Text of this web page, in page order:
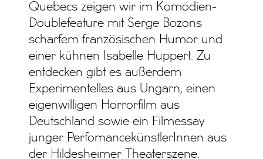
Quebecs zeigen wir im Komödien-
Doublefeature mit Serge Bozons
scharfem französischen Humor und
einer kühnen Isabelle Huppert. Zu
entdecken gibt es außerdem
Experimentelles aus Ungarn, einen
eigenwilligen Horrorfilm aus
Deutschland sowie ein Filmessay
junger PerfomancekünstlerInnen aus
der Hildesheimer Theaterszene.